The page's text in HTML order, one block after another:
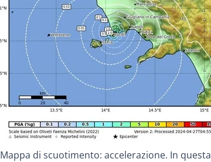
Mappa di scuotimento: accelerazione. In questa